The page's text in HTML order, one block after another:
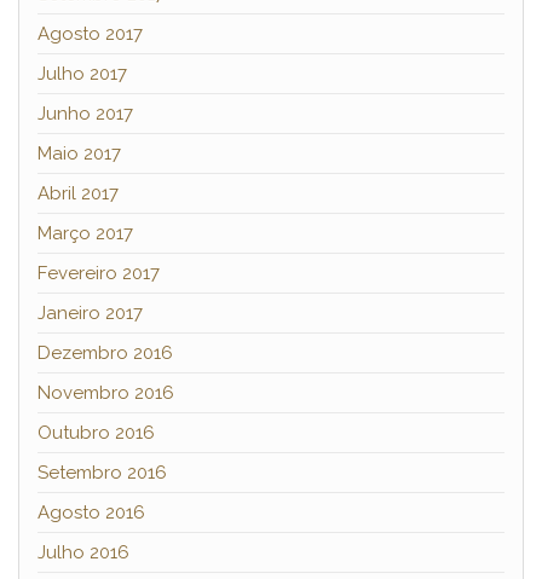
Agosto 2017
Julho 2017
Junho 2017
Maio 2017
Abril 2017
Março 2017
Fevereiro 2017
Janeiro 2017
Dezembro 2016
Novembro 2016
Outubro 2016
Setembro 2016
Agosto 2016
Julho 2016